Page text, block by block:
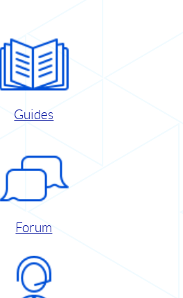
Guides
Forum